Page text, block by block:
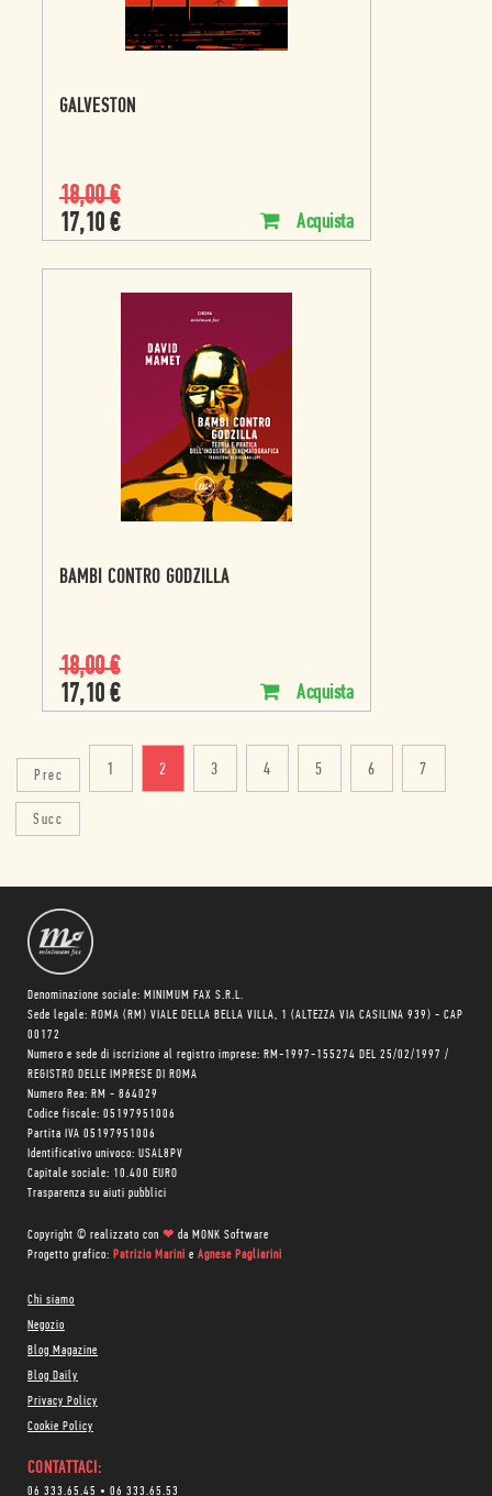
GALVESTON
18,00€
17,10 € Acquista
BAMBI CONTRO GODZILLA
18,00€
17,10 € Acquista
Prec 1 2 3 4 5 6 7
Succ
Denominazione sociale: MINIMUM FAX S.R.L.
Sede legale: ROMA (RM) VIALE DELLA BELLA VILLA, 1 (ALTEZZA VIA CASILINA 939) - CAP
00172
Numero e sede di iscrizione al registro imprese: RM-1997-155274 DEL 25/02/1997 /
REGISTRO DELLE IMPRESE DI ROMA
Numero Rea: RM - 864029
Codice fiscale: 05197951006
Partita IVA 05197951006
Identificativo univoco: USAL8PV
Capitale sociale: 10.400 EURO
Trasparenza su aiuti pubblici
Copyright © realizzato con ❤ da MONK Software
Progetto grafico: Patrizio Marini e Agnese Pagliarini
Chi siamo
Negozio
Blog Magazine
Blog Daily
Privacy Policy
Cookie Policy
CONTATTACI:
06 333.65.45 • 06 333.65.53